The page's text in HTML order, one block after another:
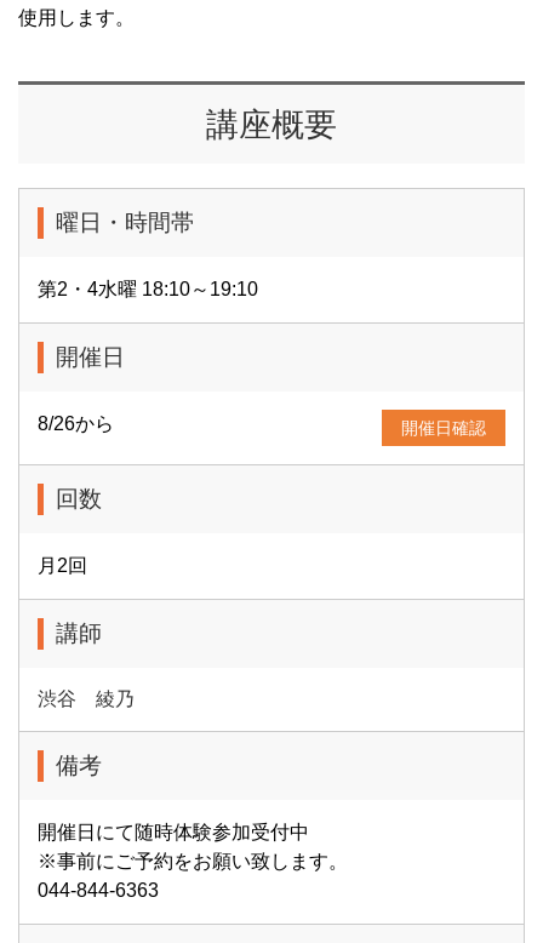
使用します。
講座概要
曜日・時間帯
第2・4水曜 18:10～19:10
開催日
8/26から 開催日確認
回数
月2回
講師
渋谷 綾乃
備考
開催日にて随時体験参加受付中
※事前にご予約をお願い致します。
044-844-6363